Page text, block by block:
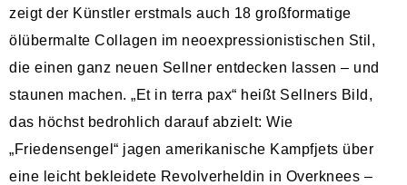
zeigt der Künstler erstmals auch 18 großformatige
ölübermalte Collagen im neoexpressionistischen Stil,
die einen ganz neuen Sellner entdecken lassen – und
staunen machen. „Et in terra pax“ heißt Sellners Bild,
das höchst bedrohlich darauf abzielt: Wie
„Friedensengel“ jagen amerikanische Kampfjets über
eine leicht bekleidete Revolverheldin in Overknees –